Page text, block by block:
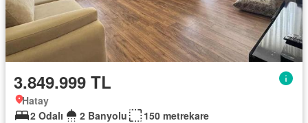
3.849.999 TL
Hatay
2 Odalı
2 Banyolu
150 metrekare